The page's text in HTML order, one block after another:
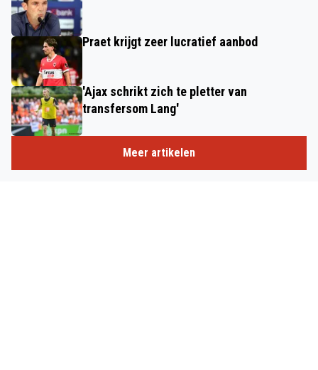
Praet krijgt zeer lucratief aanbod
'Ajax schrikt zich te pletter van
transfersom Lang'
Meer artikelen